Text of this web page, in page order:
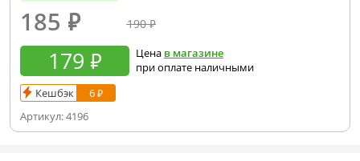
185 ₽ 190 ₽
179 ₽ Цена в магазине
при оплате наличными
Кешбэк
6 ₽
Артикул:4196